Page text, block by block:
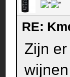
RE:
Zijn